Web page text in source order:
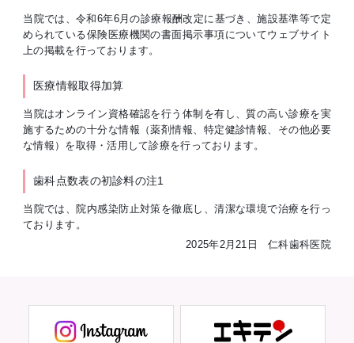
当院では、令和6年6月の診療報酬改定に基づき、施設基準等で定
められている保険医療機関の書面掲示事項についてウェブサイト
上の掲載を行っております。
医療情報取得加算
当院はオンライン資格確認を行う体制を有し、質の高い診療を実
施するための十分な情報（薬剤情報、特定健診情報、その他必要
な情報）を取得・活用して診療を行っております。
歯科点数表の初診料の注1
当院では、院内感染防止対策を徹底し、清潔な環境で治療を行っ
ております。
2025年2月21日 仁科歯科医院